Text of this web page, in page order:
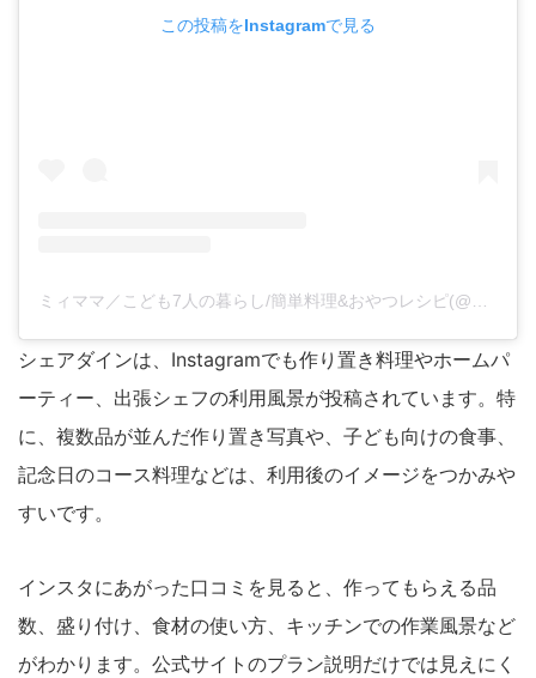
この投稿をInstagramで見る
シェアダインは、Instagramでも作り置き料理やホームパ
ーティー、出張シェフの利用風景が投稿されています。特
に、複数品が並んだ作り置き写真や、子ども向けの食事、
記念日のコース料理などは、利用後のイメージをつかみや
すいです。
インスタにあがった口コミを見ると、作ってもらえる品
数、盛り付け、食材の使い方、キッチンでの作業風景など
がわかります。公式サイトのプラン説明だけでは見えにく